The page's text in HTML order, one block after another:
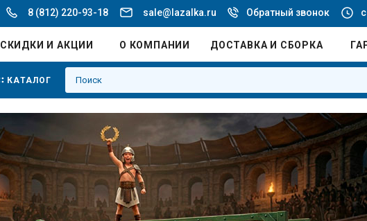
8 (812) 220-93-18 sale@lazalka.ru Обратный звонок
СКИДКИ И АКЦИИ О КОМПАНИИ ДОСТАВКА И СБОРКА
КАТАЛОГ